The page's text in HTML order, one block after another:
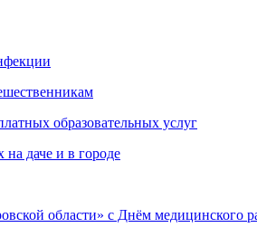
образовательных услуг
даче и в городе
области» с Днём медицинского